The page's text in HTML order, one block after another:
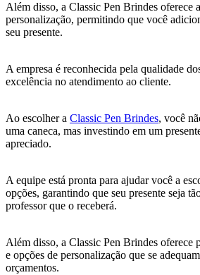
Além disso, a Classic Pen Brindes oferece
personalização, permitindo que você
seu presente.
A empresa é reconhecida pela qualidade
excelência no atendimento ao cliente.
Ao escolher a Classic Pen Brindes, você
uma caneca, mas investindo em um
apreciado.
A equipe está pronta para ajudar você a
opções, garantindo que seu presente seja
professor que o receberá.
Além disso, a Classic Pen Brindes oferece
e opções de personalização que se
orçamentos.